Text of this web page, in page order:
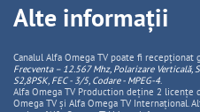
Alte informații
Canalul Alfa Omega TV poate fi recepționat
Frecventa – 12.567 Mhz, PolarizareVerticală,
S2,8PSK, FEC - 3/5, Codare - MPEG-4.
Alfa Omega TV Production deține 2 licențe
Omega TV și Alfa Omega TV Internațional.